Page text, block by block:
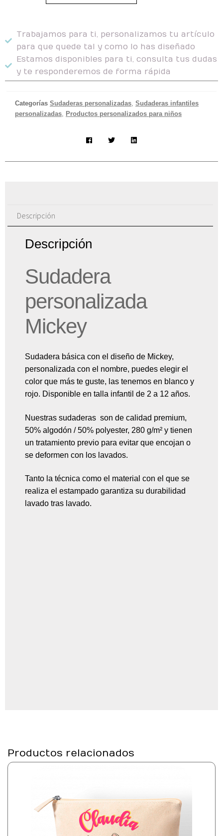
Trabajamos para ti, personalizamos tu artículo
para que quede tal y como lo has diseñado
Estamos disponibles para ti, consulta tus dudas
y te responderemos de forma rápida
Categorías Sudaderas personalizadas, Sudaderas infantiles
personalizadas, Productos personalizados para niños
Descripción
Descripción
Sudadera
personalizada
Mickey
Sudadera básica con el diseño de Mickey,
personalizada con el nombre, puedes elegir el
color que más te guste, las tenemos en blanco y
rojo. Disponible en talla infantil de 2 a 12 años.
Nuestras sudaderas son de calidad premium,
50% algodón / 50% polyester, 280 g/m² y tienen
un tratamiento previo para evitar que encojan o
se deformen con los lavados.
Tanto la técnica como el material con el que se
realiza el estampado garantiza su durabilidad
lavado tras lavado.
Productos relacionados